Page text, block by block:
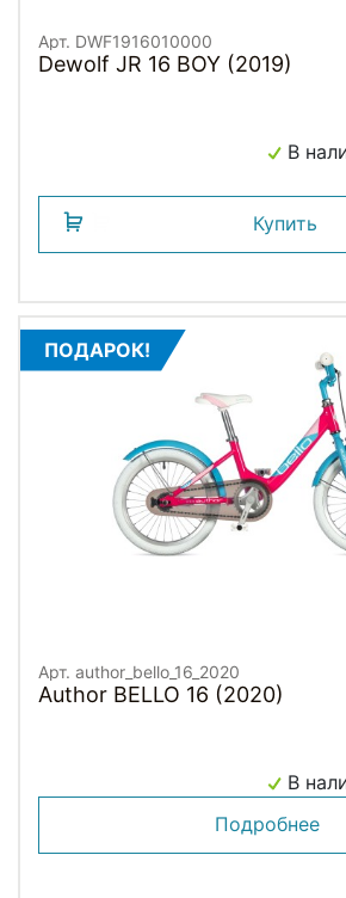
Арт. DWF1916010000
Dewolf JR 16 BOY (2019)
В
Купить
ПОДАРОК!
Арт. author_bello_16_2020
Author BELLO 16 (2020)
В
Подробнее